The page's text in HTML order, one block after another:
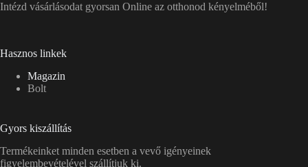
Intézd vásárlásodat gyorsan Online az otthonod kényelméből!
Hasznos linkek
Magazin
Bolt
Gyors kiszállítás
Termékeinket minden esetben a vevő igényeinek
figyelembevételével szállítjuk ki.